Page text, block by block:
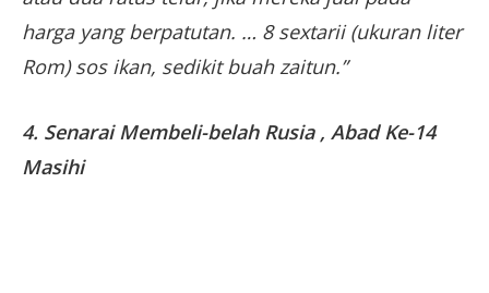
harga yang berpatutan. … 8 sextarii (ukuran liter
Rom) sos ikan, sedikit buah zaitun.”
4. Senarai Membeli-belah Rusia , Abad Ke-14
Masihi